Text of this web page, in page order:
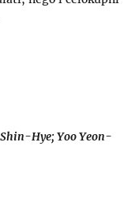
Hye; Yoo Yeon-